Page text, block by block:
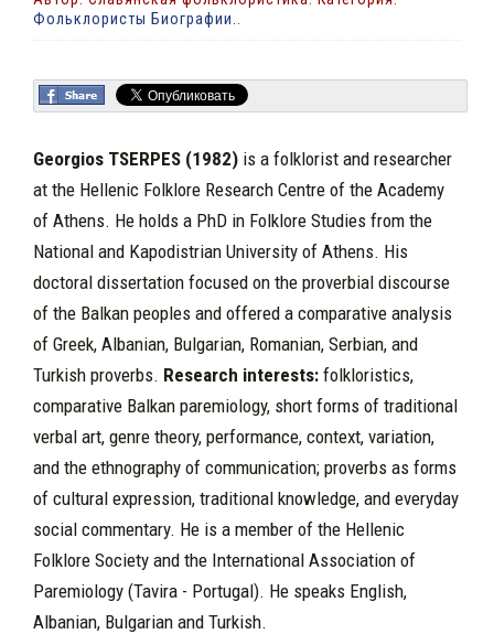
Фольклористы Биографии
Georgios TSERPES (1982) is a folklorist and researcher
at the Hellenic Folklore Research Centre of the Academy
of Athens. He holds a PhD in Folklore Studies from the
National and Kapodistrian University of Athens. His
doctoral dissertation focused on the proverbial discourse
of the Balkan peoples and offered a comparative analysis
of Greek, Albanian, Bulgarian, Romanian, Serbian, and
Turkish proverbs. Research interests: folkloristics,
comparative Balkan paremiology, short forms of traditional
verbal art, genre theory, performance, context, variation,
and the ethnography of communication; proverbs as forms
of cultural expression, traditional knowledge, and everyday
social commentary. He is a member of the Hellenic
Folklore Society and the International Association of
Paremiology (Tavira - Portugal). He speaks English,
Albanian, Bulgarian and Turkish.